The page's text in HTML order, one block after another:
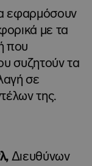
εφαρμόσουν
με τα
που
συζητούν τα
σε
της.
Διευθύνων